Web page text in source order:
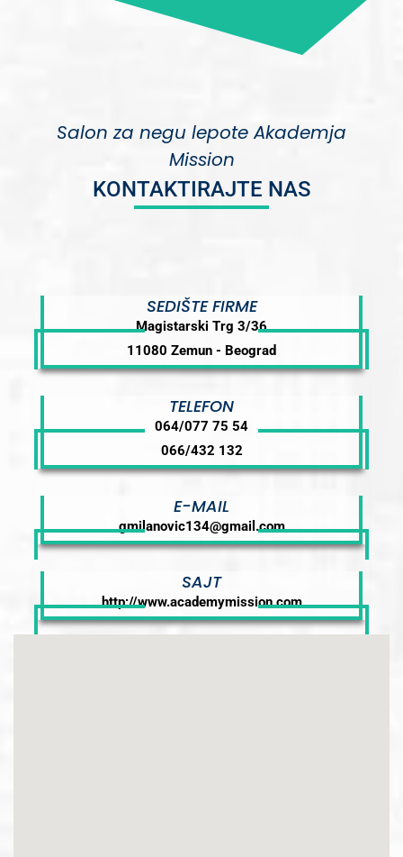
Salon za negu lepote Akademja
Mission
KONTAKTIRAJTE NAS
SEDIŠTE FIRME
Magistarski Trg 3/36
11080 Zemun - Beograd
TELEFON
064/077 75 54
066/432 132
E-MAIL
gmilanovic134@gmail.com
SAJT
http://www.academymission.com